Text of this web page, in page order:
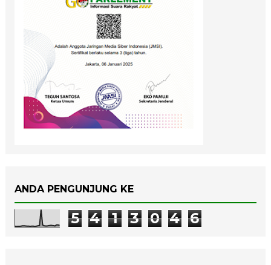
ANDA PENGUNJUNG KE
5 4 1 3 0 4 6